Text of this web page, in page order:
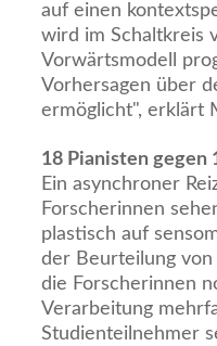
auf einen
wird im Schaltkreis
Vorwärtsmodell
Vorhersagen über
ermöglicht", erklärt
18 Pianisten gegen
Ein asynchroner
Forscherinnen
plastisch auf
der Beurteilung von
die Forscherinnen
Verarbeitung
Studienteilnehmer